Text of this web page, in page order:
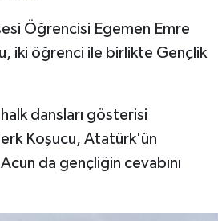
Öğrencisi Egemen Emre
iki öğrenci ile birlikte Gençlik
dansları gösterisi
Koşucu, Atatürk'ün
da gençliğin cevabını